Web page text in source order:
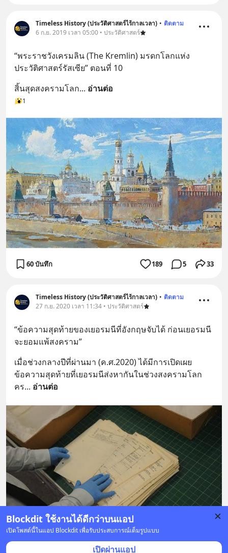
Blockdit ใช้งานได้ดีกว่าบนแอป
เปิดโพสต์นี้ในแอป Blockdit เพื่อรับประสบการณ์เต็มรูปแบบ
เปิดผ่านแอป
Timeless History (ประวัติศาสตร์ไร้กาลเวลา) • ติดตาม
6 ก.ย. 2019 เวลา 05:00 • ประวัติศาสตร์
“พระราชวังเครมลิน (The Kremlin) มรดกโลกแห่ง
ประวัติศาสตร์รัสเซีย” ตอนที่ 10
สิ้นสุดสงครามโลก... อ่านต่อ
1
60 บันทึก 189 5 33
Timeless History (ประวัติศาสตร์ไร้กาลเวลา) • ติดตาม
27 ก.ย. 2020 เวลา 11:34 • ประวัติศาสตร์
“ข้อความสุดท้ายของเยอรมนีที่อังกฤษจับได้ ก่อนเยอรมนี
จะยอมแพ้สงคราม”
เมื่อช่วงกลางปีที่ผ่านมา (ค.ศ.2020) ได้มีการเปิดเผย
ข้อความสุดท้ายที่เยอรมนีส่งหากันในช่วงสงครามโลก
คร... อ่านต่อ
13 บันทึก 46 4